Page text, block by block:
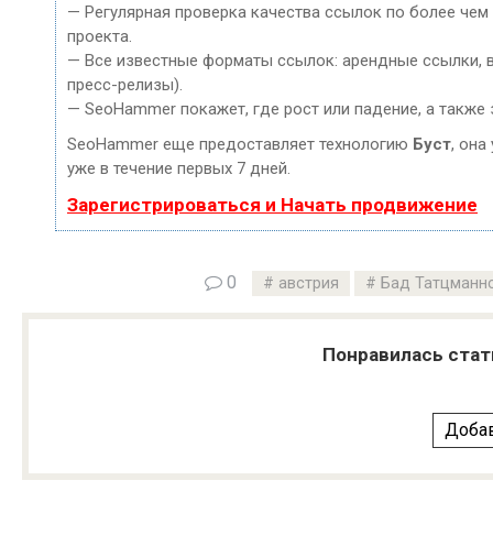
— Регулярная проверка качества ссылок по более
проекта.
— Все известные форматы ссылок: арендные ссылки,
пресс-релизы).
— SeoHammer покажет, где рост или падение, а
SeoHammer еще предоставляет технологию Буст, она
уже в течение первых 7 дней.
Зарегистрироваться и Начать продвижение
0 австрия Бад
Понравилась